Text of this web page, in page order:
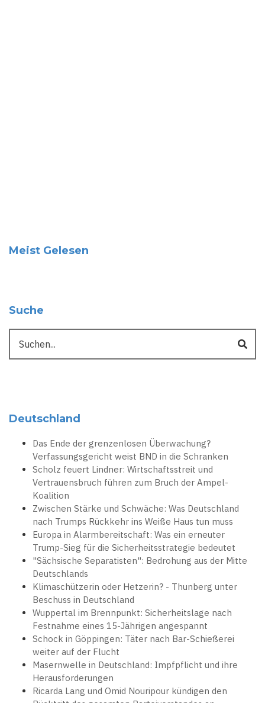
Meist Gelesen
Suche
Deutschland
Das Ende der grenzenlosen Überwachung?
Verfassungsgericht weist BND in die Schranken
Scholz feuert Lindner: Wirtschaftsstreit und
Vertrauensbruch führen zum Bruch der Ampel-
Koalition
Zwischen Stärke und Schwäche: Was Deutschland
nach Trumps Rückkehr ins Weiße Haus tun muss
Europa in Alarmbereitschaft: Was ein erneuter
Trump-Sieg für die Sicherheitsstrategie bedeutet
"Sächsische Separatisten": Bedrohung aus der Mitte
Deutschlands
Klimaschützerin oder Hetzerin? - Thunberg unter
Beschuss in Deutschland
Wuppertal im Brennpunkt: Sicherheitslage nach
Festnahme eines 15-Jährigen angespannt
Schock in Göppingen: Täter nach Bar-Schießerei
weiter auf der Flucht
Masernwelle in Deutschland: Impfpflicht und ihre
Herausforderungen
Ricarda Lang und Omid Nouripour kündigen den